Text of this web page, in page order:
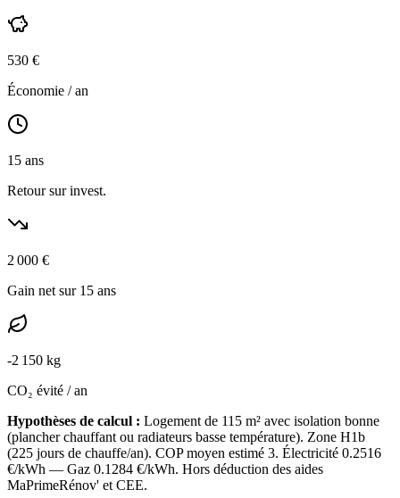
530 €
Économie / an
15 ans
Retour sur invest.
2 000 €
Gain net sur 15 ans
-2 150 kg
CO₂ évité / an
Hypothèses de calcul : Logement de 115 m² avec isolation bonne
(plancher chauffant ou radiateurs basse température). Zone H1b
(225 jours de chauffe/an). COP moyen estimé 3. Électricité 0.2516
€/kWh — Gaz 0.1284 €/kWh. Hors déduction des aides
MaPrimeRénov' et CEE.